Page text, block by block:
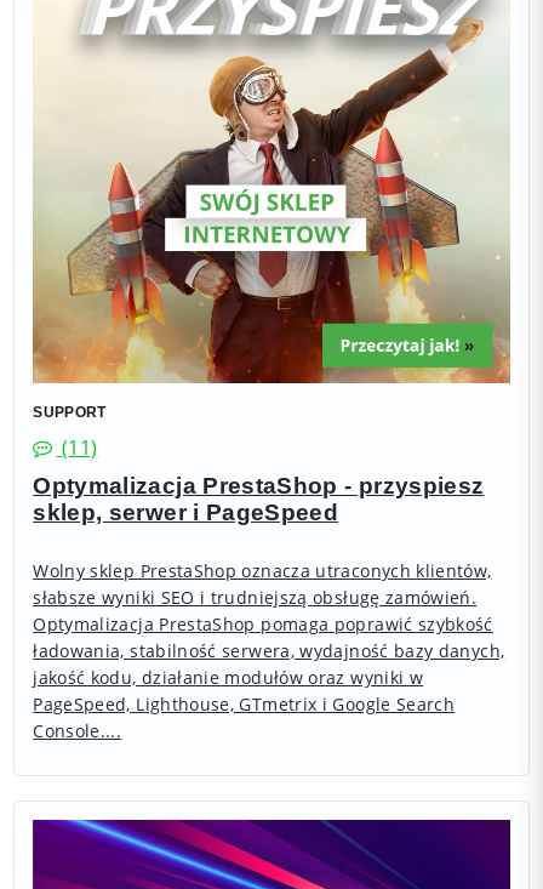
SUPPORT
(11)
Optymalizacja PrestaShop - przyspiesz
sklep, serwer i PageSpeed
Wolny sklep PrestaShop oznacza utraconych klientów,
słabsze wyniki SEO i trudniejszą obsługę zamówień.
Optymalizacja PrestaShop pomaga poprawić szybkość
ładowania, stabilność serwera, wydajność bazy danych,
jakość kodu, działanie modułów oraz wyniki w
PageSpeed, Lighthouse, GTmetrix i Google Search
Console....